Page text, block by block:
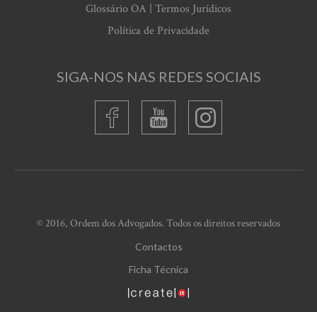
Glossário OA | Termos Jurídicos
Política de Privacidade
SIGA-NOS NAS REDES SOCIAIS
© 2016, Ordem dos Advogados. Todos os direitos reservados
Contactos
Ficha Técnica